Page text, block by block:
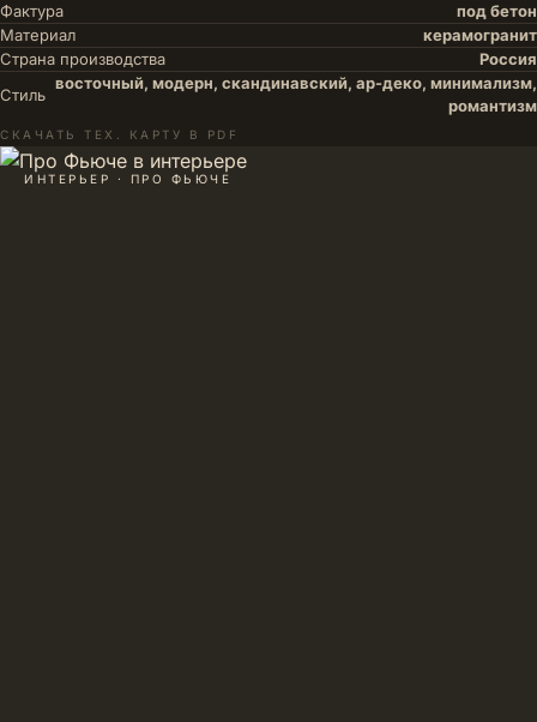
Фактура
под бетон
Материал
керамогранит
Страна производства
Россия
Стиль
восточный, модерн, скандинавский, ар-деко, минимализм,
романтизм
СКАЧАТЬ ТЕХ. КАРТУ В PDF
ИНТЕРЬЕР · ПРО ФЬЮЧЕ